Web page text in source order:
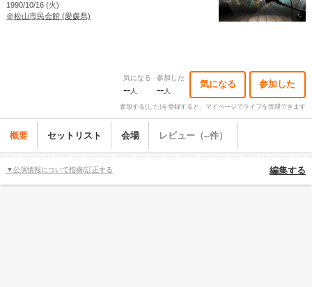
1990/10/16 (火)
＠松山市民会館 (愛媛県)
気になる
--人
参加した
--人
気になる 参加した
参加する(した)を登録すると、マイページでライブを管理できます
概要 セットリスト 会場 レビュー（--件）
▼公演情報について指摘/訂正する 編集する